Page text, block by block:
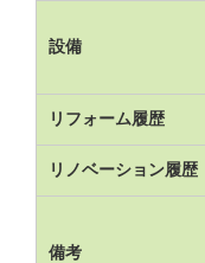
設備
リフォーム履歴
リノベーション履歴
備考